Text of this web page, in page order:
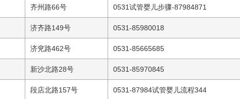
齐州路66号 0531试管婴儿步骤-87984871
济齐路149号 0531-85980018
济兖路462号 0531-85665685
新沙北路28号 0531-85970845
段店北路157号 0531-87984试管婴儿流程344